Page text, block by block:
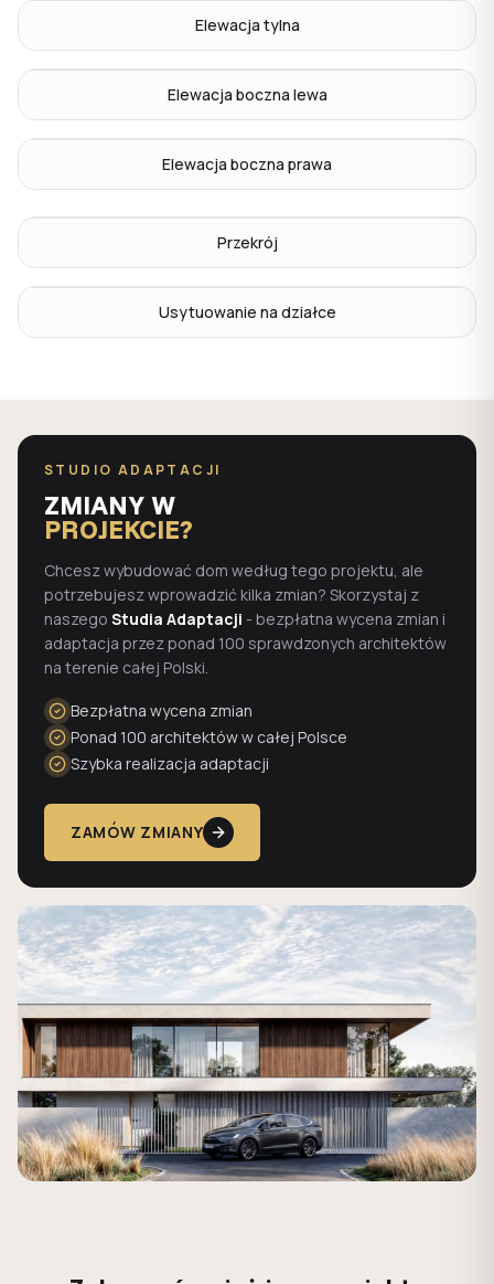
Elewacja tylna
Elewacja boczna lewa
Elewacja boczna prawa
Przekrój
Usytuowanie na działce
STUDIO ADAPTACJI
ZMIANY W
PROJEKCIE?
Chcesz wybudować dom według tego projektu, ale
potrzebujesz wprowadzić kilka zmian? Skorzystaj z
naszego Studia Adaptacji - bezpłatna wycena zmian i
adaptacja przez ponad 100 sprawdzonych architektów
na terenie całej Polski.
Bezpłatna wycena zmian
Ponad 100 architektów w całej Polsce
Szybka realizacja adaptacji
ZAMÓW ZMIANY